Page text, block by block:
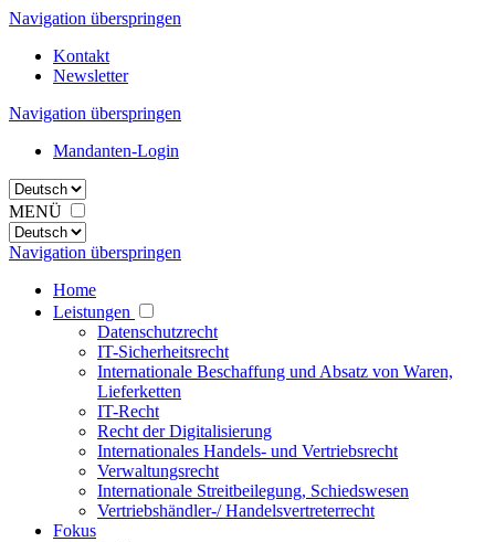
Navigation überspringen
Kontakt
Newsletter
Navigation überspringen
Mandanten-Login
MENÜ
Navigation überspringen
Home
Leistungen
Datenschutzrecht
IT-Sicherheitsrecht
Internationale Beschaffung und Absatz von Waren,
Lieferketten
IT-Recht
Recht der Digitalisierung
Internationales Handels- und Vertriebsrecht
Verwaltungsrecht
Internationale Streitbeilegung, Schiedswesen
Vertriebshändler-/ Handelsvertreterrecht
Fokus